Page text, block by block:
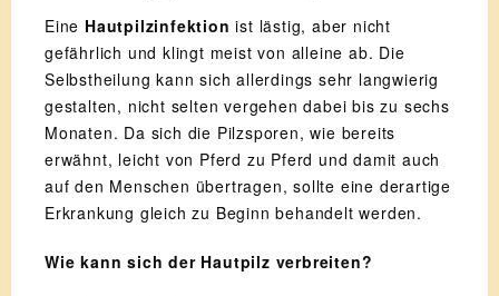
Eine Hautpilzinfektion ist lästig, aber nicht
gefährlich und klingt meist von alleine ab. Die
Selbstheilung kann sich allerdings sehr langwierig
gestalten, nicht selten vergehen dabei bis zu sechs
Monaten. Da sich die Pilzsporen, wie bereits
erwähnt, leicht von Pferd zu Pferd und damit auch
auf den Menschen übertragen, sollte eine derartige
Erkrankung gleich zu Beginn behandelt werden.
Wie kann sich der Hautpilz verbreiten?